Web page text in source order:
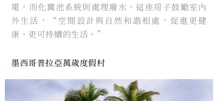
電，而化糞池系統則處理廢水。這座房子鼓勵室內
外生活，“空間設計與自然和諧相處，促進更健
康、更可持續的生活。”
墨西哥普拉亞萬歲度假村